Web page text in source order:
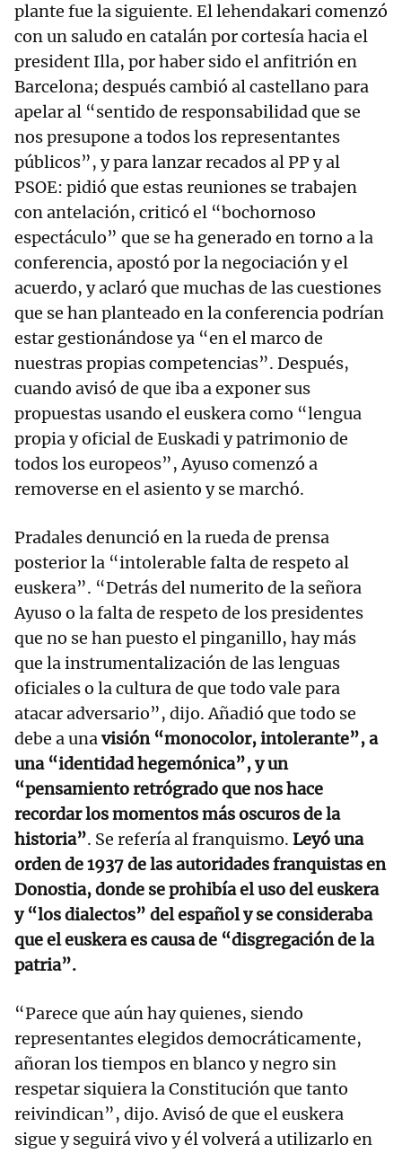
plante fue la siguiente. El lehendakari comenzó
con un saludo en catalán por cortesía hacia el
president Illa, por haber sido el anfitrión en
Barcelona; después cambió al castellano para
apelar al “sentido de responsabilidad que se
nos presupone a todos los representantes
públicos”, y para lanzar recados al PP y al
PSOE: pidió que estas reuniones se trabajen
con antelación, criticó el “bochornoso
espectáculo” que se ha generado en torno a la
conferencia, apostó por la negociación y el
acuerdo, y aclaró que muchas de las cuestiones
que se han planteado en la conferencia podrían
estar gestionándose ya “en el marco de
nuestras propias competencias”. Después,
cuando avisó de que iba a exponer sus
propuestas usando el euskera como “lengua
propia y oficial de Euskadi y patrimonio de
todos los europeos”, Ayuso comenzó a
removerse en el asiento y se marchó.
Pradales denunció en la rueda de prensa
posterior la “intolerable falta de respeto al
euskera”. “Detrás del numerito de la señora
Ayuso o la falta de respeto de los presidentes
que no se han puesto el pinganillo, hay más
que la instrumentalización de las lenguas
oficiales o la cultura de que todo vale para
atacar adversario”, dijo. Añadió que todo se
debe a unavisión “monocolor, intolerante”, a
una “identidad hegemónica”, y un
“pensamiento retrógrado que nos hace
recordar los momentos más oscuros de la
historia”. Se refería al franquismo. Leyó una
orden de 1937 de las autoridades franquistas en
Donostia, donde se prohibía el uso del euskera
y “los dialectos” del español y se consideraba
que el euskera es causa de “disgregación de la
patria”.
“Parece que aún hay quienes, siendo
representantes elegidos democráticamente,
añoran los tiempos en blanco y negro sin
respetar siquiera la Constitución que tanto
reivindican”, dijo. Avisó de que el euskera
sigue y seguirá vivo y él volverá a utilizarlo en